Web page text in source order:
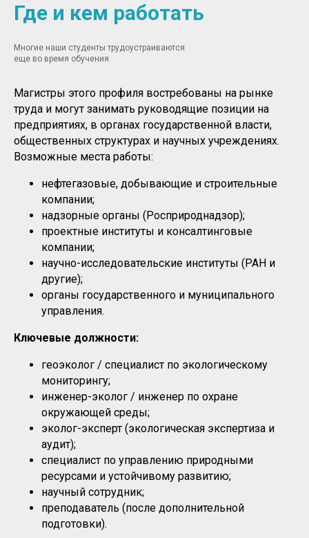
Где и кем работать
Многие наши студенты трудоустраиваются
еще во время обучения
Магистры этого профиля востребованы на рынке
труда и могут занимать руководящие позиции на
предприятиях, в органах государственной власти,
общественных структурах и научных учреждениях.
Возможные места работы:
нефтегазовые, добывающие и строительные
компании;
надзорные органы (Росприроднадзор);
проектные институты и консалтинговые
компании;
научно-исследовательские институты (РАН и
другие);
органы государственного и муниципального
управления.
Ключевые должности:
геоэколог / специалист по экологическому
мониторингу;
инженер-эколог / инженер по охране
окружающей среды;
эколог-эксперт (экологическая экспертиза и
аудит);
специалист по управлению природными
ресурсами и устойчивому развитию;
научный сотрудник;
преподаватель (после дополнительной
подготовки).